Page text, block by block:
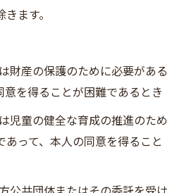
ます。
財産の保護のために必要がある
を得ることが困難であるとき
児童の健全な育成の推進のため
って、本人の同意を得ること